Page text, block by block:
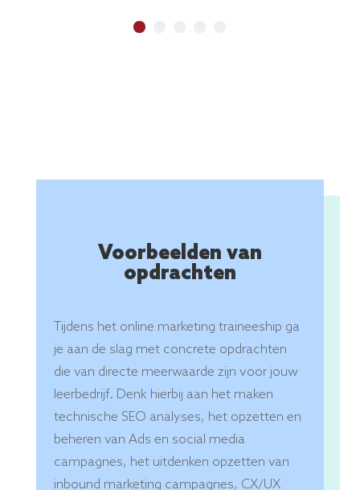
Voorbeelden van
opdrachten
Tijdens het online marketing traineeship ga
je aan de slag met concrete opdrachten
die van directe meerwaarde zijn voor jouw
leerbedrijf. Denk hierbij aan het maken
technische SEO analyses, het opzetten en
beheren van Ads en social media
campagnes, het uitdenken opzetten van
inbound marketing campagnes, CX/UX